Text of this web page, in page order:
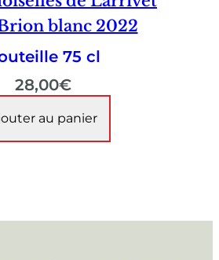
blanc 2022
75 cl
28,00€
au panier